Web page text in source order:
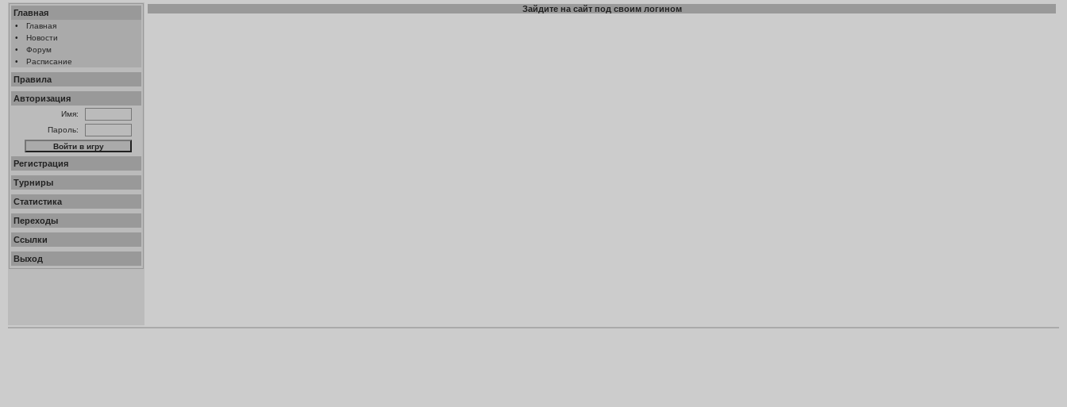
Главная
•
Главная
•
Новости
•
Форум
•
Расписание
Правила
Авторизация
Имя:
Пароль:
Регистрация
Турниры
Статистика
Переходы
Ссылки
Выход
Зайдите на сайт под своим логином